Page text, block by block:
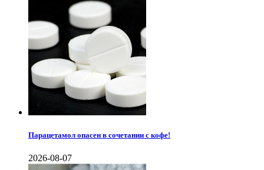
Парацетамол опасен в сочетании с кофе!
2026-08-07